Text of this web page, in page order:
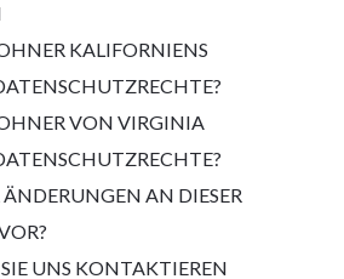
KALIFORNIENS
VON VIRGINIA
AN DIESER
UNS KONTAKTIEREN